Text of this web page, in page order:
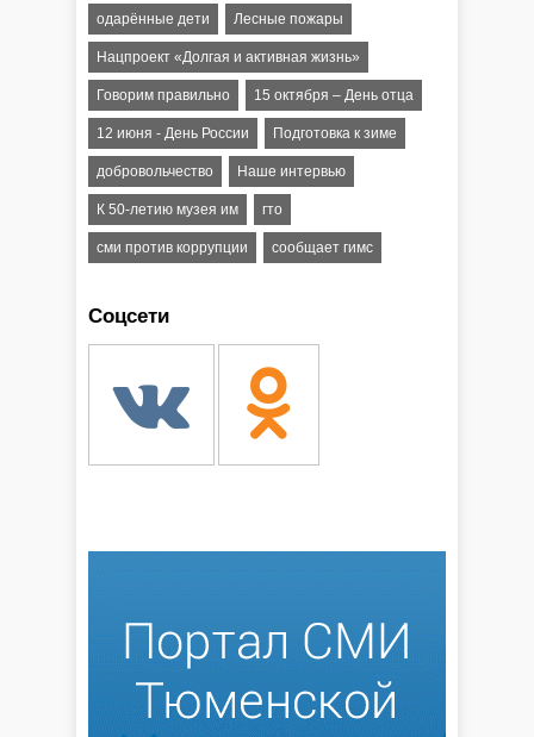
одарённые дети Лесные пожары
Нацпроект «Долгая и активная жизнь»
Говорим правильно 15 октября – День отца
12 июня - День России Подготовка к зиме
добровольчество Наше интервью
К 50-летию музея им гто
сми против коррупции сообщает гимс
Соцсети